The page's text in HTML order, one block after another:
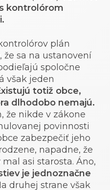
kontrolórom
plán
že sa na ustanovení
spoločne
však jeden
totiž obce,
dlhodobo nemajú.
že nikde v zákone
povinnosti
zabezpečiť jeho
napadne, že
asi starosta. Áno,
je jednoznačne
druhej strane však